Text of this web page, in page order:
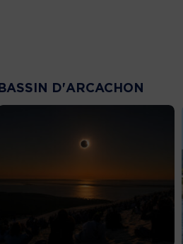
BASSIN D'ARCACHON